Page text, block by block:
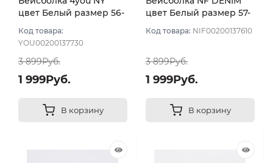
цвет Белый размер 56-
Код товара:
YOU00200137730
3 899Руб.
1 999Руб.
В корзину
цвет Белый размер 57-
Код товара: NIF00200137610
3 899Руб.
1 999Руб.
В корзину